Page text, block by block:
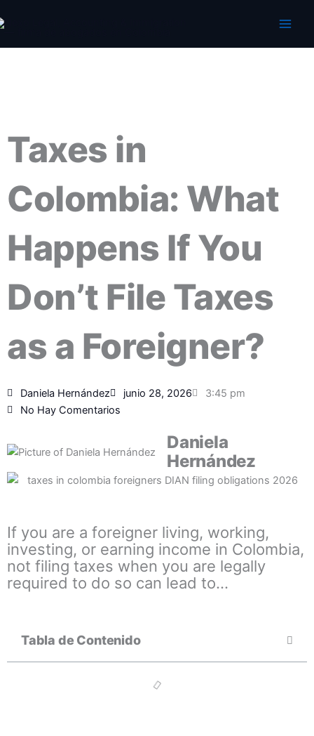
al
Taxes in
Colombia: What
Happens If You
Don’t File Taxes
as a Foreigner?
Daniela Hernández junio 28, 2026
3:45 pm
No Hay Comentarios
Daniela
Hernández
If you are a foreigner living, working,
investing, or earning income in Colombia,
not filing taxes when you are legally
required to do so can lead to…
Tabla de Contenido